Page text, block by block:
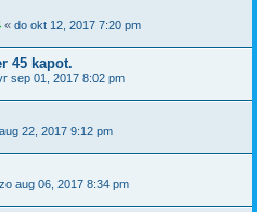
« do okt 12, 2017 7:20 pm
45 kapot.
sep 01, 2017 8:02 pm
22, 2017 9:12 pm
zo aug 06, 2017 8:34 pm